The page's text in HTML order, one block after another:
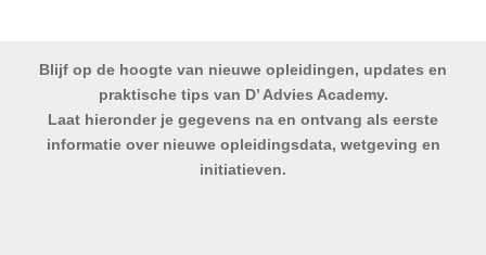
Blijf op de hoogte van nieuwe opleidingen, updates en
praktische tips van D’ Advies Academy.
Laat hieronder je gegevens na en ontvang als eerste
informatie over nieuwe opleidingsdata, wetgeving en
initiatieven.